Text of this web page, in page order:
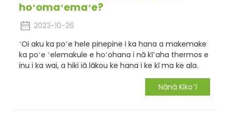
hoʻomaʻemaʻe?
2023-10-26
ʻOi aku ka poʻe hele pinepine i ka hana a makemake
ka poʻe ʻelemakule e hoʻohana i nā kīʻaha thermos e
inu i ka wai, a hiki iā lākou ke hana i ke kī ma ke ala.
Nānā Kikoʻī